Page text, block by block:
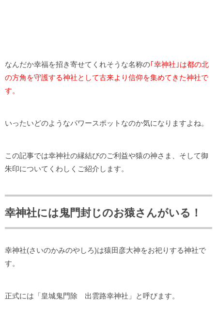
なんだか幸福を招き寄せてくれそうな名称の｢幸神社｣は都の北
の方角を守護する神社として古来より信仰を集めてきた神社で
す。
いったいどのようなパワースポットなのか気になりますよね。
この記事では幸神社の縁結びのご利益や猿の神さま、そして御
朱印についてくわしくご紹介します。
幸神社には鬼門封じのお猿さんがいる！
幸神社(さいのかみのやしろ)は猿田彦大神をお祀りする神社で
す。
正式には「皇城鬼門除 出雲路幸神社」と呼びます。